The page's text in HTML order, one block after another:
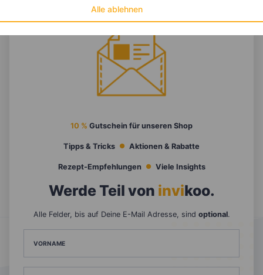
Alle ablehnen
10 % Gutschein für unseren Shop
Tipps & Tricks Aktionen & Rabatte
Rezept-Empfehlungen Viele Insights
Werde Teil von invikoo.
Alle Felder, bis auf Deine E-Mail Adresse, sind optional.
VORNAME